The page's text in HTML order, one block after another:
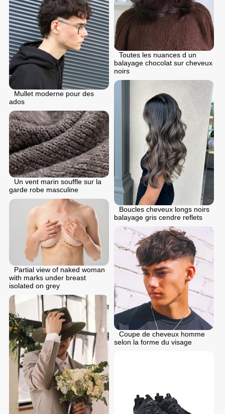
Toutes les nuances d un
balayage chocolat sur cheveux
noirs
Mullet moderne pour des
ados
Boucles cheveux longs noirs
balayage gris cendre reflets
Un vent marin souffle sur la
garde robe masculine
Partial view of naked woman
with marks under breast
isolated on grey
Coupe de cheveux homme
selon la forme du visage